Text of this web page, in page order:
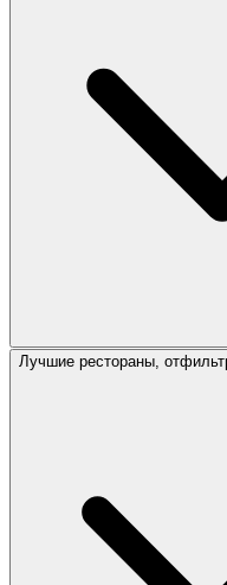
Лучшие рестораны,